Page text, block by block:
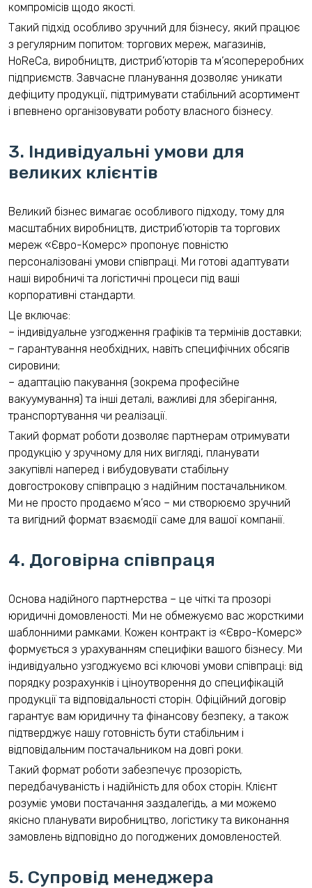
компромісів щодо якості.
Такий підхід особливо зручний для бізнесу, який працює
з регулярним попитом: торгових мереж, магазинів,
HoReCa, виробництв, дистриб’юторів та м’ясопереробних
підприємств. Завчасне планування дозволяє уникати
дефіциту продукції, підтримувати стабільний асортимент
і впевнено організовувати роботу власного бізнесу.
3. Індивідуальні умови для
великих клієнтів
Великий бізнес вимагає особливого підходу, тому для
масштабних виробництв, дистриб’юторів та торгових
мереж «Євро-Комерс» пропонує повністю
персоналізовані умови співпраці. Ми готові адаптувати
наші виробничі та логістичні процеси під ваші
корпоративні стандарти.
Це включає:
– індивідуальне узгодження графіків та термінів доставки;
– гарантування необхідних, навіть специфічних обсягів
сировини;
– адаптацію пакування (зокрема професійне
вакуумування) та інші деталі, важливі для зберігання,
транспортування чи реалізації.
Такий формат роботи дозволяє партнерам отримувати
продукцію у зручному для них вигляді, планувати
закупівлі наперед і вибудовувати стабільну
довгострокову співпрацю з надійним постачальником.
Ми не просто продаємо м’ясо – ми створюємо зручний
та вигідний формат взаємодії саме для вашої компанії.
4. Договірна співпраця
Основа надійного партнерства – це чіткі та прозорі
юридичні домовленості. Ми не обмежуємо вас жорсткими
шаблонними рамками. Кожен контракт із «Євро-Комерс»
формується з урахуванням специфіки вашого бізнесу. Ми
індивідуально узгоджуємо всі ключові умови співпраці: від
порядку розрахунків і ціноутворення до специфікацій
продукції та відповідальності сторін. Офіційний договір
гарантує вам юридичну та фінансову безпеку, а також
підтверджує нашу готовність бути стабільним і
відповідальним постачальником на довгі роки.
Такий формат роботи забезпечує прозорість,
передбачуваність і надійність для обох сторін. Клієнт
розуміє умови постачання заздалегідь, а ми можемо
якісно планувати виробництво, логістику та виконання
замовлень відповідно до погоджених домовленостей.
5. Супровід менеджера